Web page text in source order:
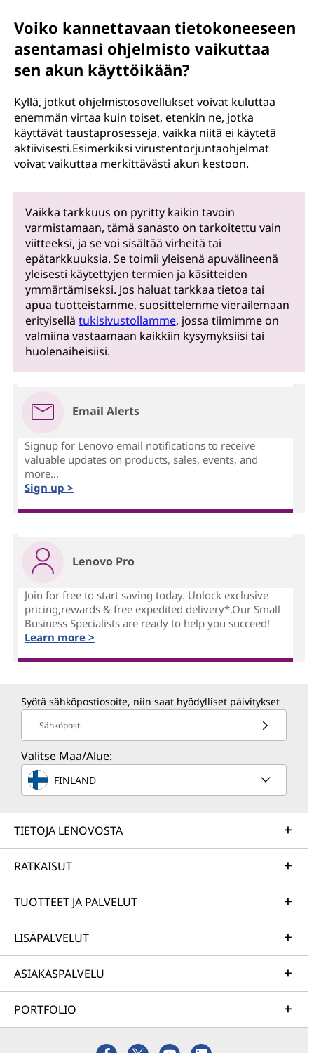
Voiko kannettavaan tietokoneeseen
asentamasi ohjelmisto vaikuttaa
sen akun käyttöikään?
Kyllä, jotkut ohjelmistosovellukset voivat kuluttaa
enemmän virtaa kuin toiset, etenkin ne, jotka
käyttävät taustaprosesseja, vaikka niitä ei käytetä
aktiivisesti.Esimerkiksi virustentorjuntaohjelmat
voivat vaikuttaa merkittävästi akun kestoon.
Vaikka tarkkuus on pyritty kaikin tavoin
varmistamaan, tämä sanasto on tarkoitettu vain
viitteeksi, ja se voi sisältää virheitä tai
epätarkkuuksia. Se toimii yleisenä apuvälineenä
yleisesti käytettyjen termien ja käsitteiden
ymmärtämiseksi. Jos haluat tarkkaa tietoa tai
apua tuotteistamme, suosittelemme vierailemaan
erityisellä tukisivustollamme, jossa tiimimme on
valmiina vastaamaan kaikkiin kysymyksiisi tai
huolenaiheisiisi.
Email Alerts
Signup for Lenovo email notifications to receive
valuable updates on products, sales, events, and
more...
Sign up >
Lenovo Pro
Join for free to start saving today. Unlock exclusive
pricing,rewards & free expedited delivery*.Our Small
Business Specialists are ready to help you succeed!
Learn more >
Syötä sähköpostiosoite, niin saat hyödylliset päivitykset
Sähköposti
Valitse Maa/Alue:
FINLAND
TIETOJA LENOVOSTA
RATKAISUT
TUOTTEET JA PALVELUT
LISÄPALVELUT
ASIAKASPALVELU
PORTFOLIO